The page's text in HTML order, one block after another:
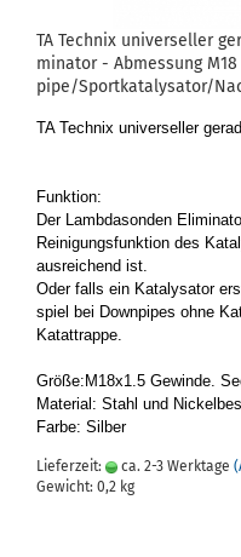
TA Tech­nix uni­ver­sel­ler
mi­na­tor - Ab­mes­sung
pi­pe/Sport­ka­ta­ly­sa­tor/
TA Tech­nix uni­ver­sel­ler
Funk­ti­on:
Der Lamb­da­son­den
Rei­ni­gungs­funk­ti­on des
aus­rei­chend ist.
Oder falls ein Ka­ta­ly­sa­tor
spiel bei Down­pipes ohne
Ka­tat­trap­pe.
Größe:M18x1.5 Ge­win­de.
Ma­te­ri­al: Stahl und
Farbe: Sil­ber
Lieferzeit: ca. 2-3 Werktage
Gewicht: 0,2 kg